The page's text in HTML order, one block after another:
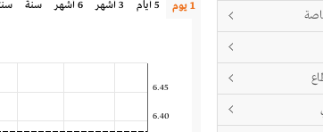
1 يوم 5 أيام 3 أشهر 6 أشهر سنة
6.40
6.45